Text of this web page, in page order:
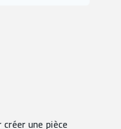
une pièce